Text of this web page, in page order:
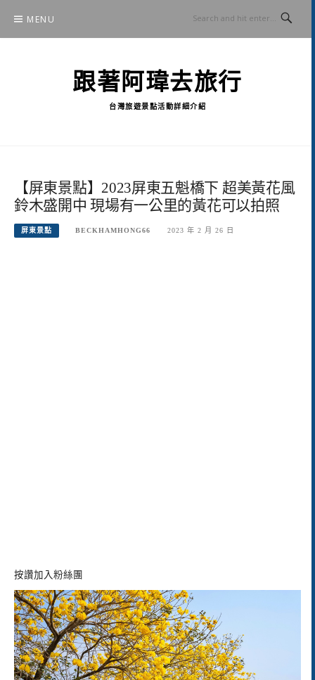
content
MENU
跟著阿瑋去旅行
台灣旅遊景點活動詳細介紹
【屏東景點】2023屏東五魁橋下 超美黃花風
鈴木盛開中 現場有一公里的黃花可以拍照
屏東景點 BECKHAMHONG66 2023 年 2 月 26 日
按讚加入粉絲團